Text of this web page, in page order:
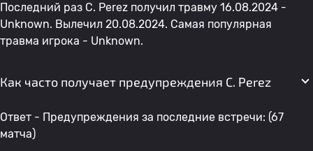
Последний раз C. Perez получил травму 16.08.2024 -
Unknown. Вылечил 20.08.2024. Самая популярная
травма игрока - Unknown.
Как часто получает предупреждения C. Perez
Ответ - Предупреждения за последние встречи: (67
матча)